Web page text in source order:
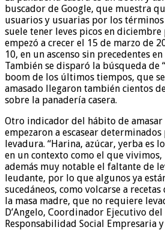
buscador de Google, que muestra
usuarios y usuarias por los términos
suele tener leves picos en
empezó a crecer el 15 de marzo de
10, en un ascenso sin precedentes
También se disparó la búsqueda de
boom de los últimos tiempos, que
amasado llegaron también cientos
sobre la panadería casera.
Otro indicador del hábito de amasar
empezaron a escasear
levadura. “Harina, azúcar, yerba es
en un contexto como el que
además muy notable el faltante de
leudante, por lo que algunos ya
sucedáneos, como volcarse a
la masa madre, que no requiere
D’Angelo, Coordinador Ejecutivo
Responsabilidad Social Empresaria